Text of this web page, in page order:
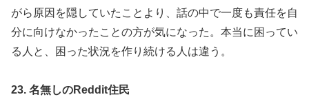
がら原因を隠していたことより、話の中で一度も責任を自
分に向けなかったことの方が気になった。本当に困ってい
る人と、困った状況を作り続ける人は違う。
23. 名無しのReddit住民